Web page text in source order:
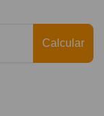
Calcular